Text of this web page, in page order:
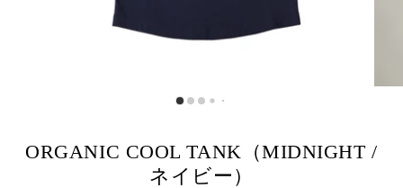
ORGANIC COOL TANK（MIDNIGHT /
ネイビー）